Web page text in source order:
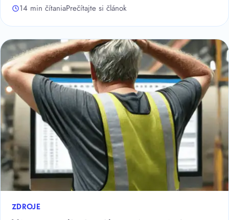
14 min čítaniaPrečítajte si článok
ZDROJE